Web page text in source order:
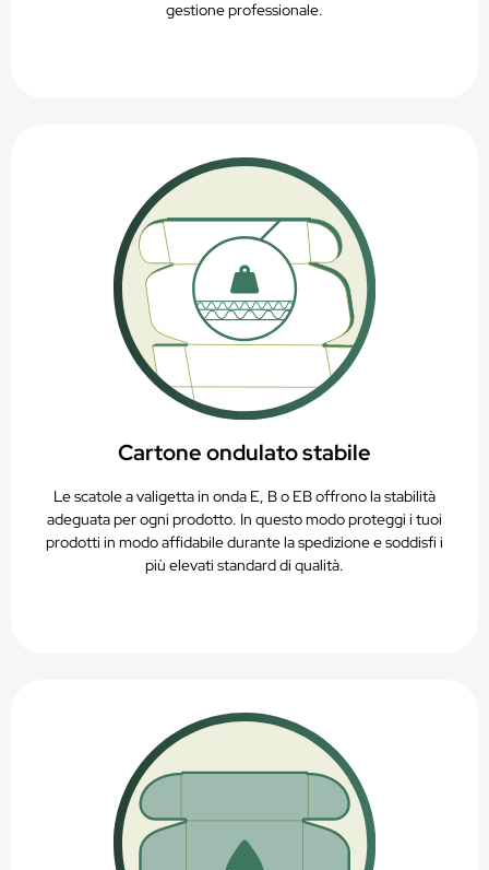
gestione professionale.
Cartone ondulato stabile
Le scatole a valigetta in onda E, B o EB offrono la stabilità
adeguata per ogni prodotto. In questo modo proteggi i tuoi
prodotti in modo affidabile durante la spedizione e soddisfi i
più elevati standard di qualità.